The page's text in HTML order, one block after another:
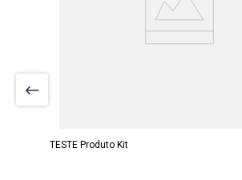
TESTE Produto Kit